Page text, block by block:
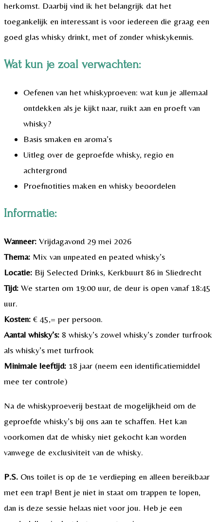
herkomst. Daarbij vind ik het belangrijk dat het
toegankelijk en interessant is voor iedereen die graag een
goed glas whisky drinkt, met of zonder whiskykennis.
Wat kun je zoal verwachten:
Oefenen van het whiskyproeven: wat kun je allemaal
ontdekken als je kijkt naar, ruikt aan en proeft van
whisky?
Basis smaken en aroma’s
Uitleg over de geproefde whisky, regio en
achtergrond
Proefnotities maken en whisky beoordelen
Informatie:
Wanneer: Vrijdagavond 29 mei 2026
Thema: Mix van unpeated en peated whisky’s
Locatie: Bij Selected Drinks, Kerkbuurt 86 in Sliedrecht
Tijd: We starten om 19:00 uur, de deur is open vanaf 18:45
uur.
Kosten: € 45,= per persoon.
Aantal whisky’s: 8 whisky’s zowel whisky’s zonder turfrook
als whisky’s met turfrook
Minimale leeftijd: 18 jaar (neem een identificatiemiddel
mee ter controle)
Na de whiskyproeverij bestaat de mogelijkheid om de
geproefde whisky’s bij ons aan te schaffen. Het kan
voorkomen dat de whisky niet gekocht kan worden
vanwege de exclusiviteit van de whisky.
P.S. Ons toilet is op de 1e verdieping en alleen bereikbaar
met een trap! Bent je niet in staat om trappen te lopen,
dan is deze sessie helaas niet voor jou. Heb je een